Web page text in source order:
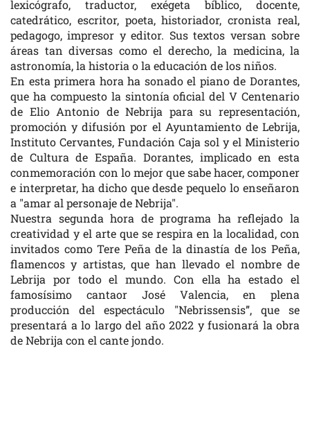
lexicógrafo, traductor, exégeta bíblico, docente,
catedrático, escritor, poeta, historiador, cronista real,
pedagogo, impresor y editor. Sus textos versan sobre
áreas tan diversas como el derecho, la medicina, la
astronomía, la historia o la educación de los niños.
En esta primera hora ha sonado el piano de Dorantes,
que ha compuesto la sintonía oficial del V Centenario
de Elio Antonio de Nebrija para su representación,
promoción y difusión por el Ayuntamiento de Lebrija,
Instituto Cervantes, Fundación Caja sol y el Ministerio
de Cultura de España. Dorantes, implicado en esta
conmemoración con lo mejor que sabe hacer, componer
e interpretar, ha dicho que desde pequelo lo enseñaron
a "amar al personaje de Nebrija".
Nuestra segunda hora de programa ha reflejado la
creatividad y el arte que se respira en la localidad, con
invitados como Tere Peña de la dinastía de los Peña,
flamencos y artistas, que han llevado el nombre de
Lebrija por todo el mundo. Con ella ha estado el
famosísimo cantaor José Valencia, en plena
producción del espectáculo "Nebrissensis”, que se
presentará a lo largo del año 2022 y fusionará la obra
de Nebrija con el cante jondo.